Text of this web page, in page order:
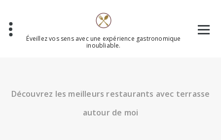
contenu
Éveillez vos sens avec une expérience gastronomique
inoubliable.
Découvrez les meilleurs restaurants avec terrasse
autour de moi